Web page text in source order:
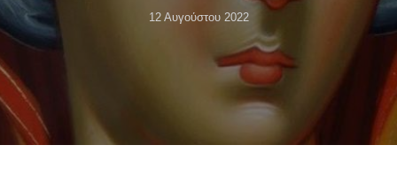
12 Αυγούστου 2022